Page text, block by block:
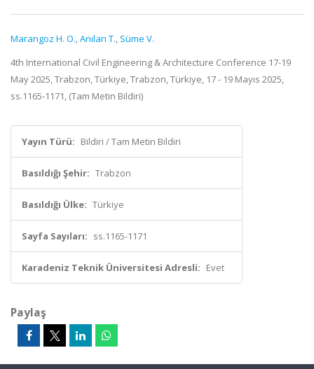
Marangoz H. O.,Anılan T., Süme V.
4th International Civil Engineering & Architecture Conference 17-19
May 2025, Trabzon, Türkiye, Trabzon, Türkiye, 17 - 19 Mayıs 2025,
ss.1165-1171, (Tam Metin Bildiri)
Yayın Türü: Bildiri / Tam Metin Bildiri
Basıldığı Şehir: Trabzon
Basıldığı Ülke: Türkiye
Sayfa Sayıları: ss.1165-1171
Karadeniz Teknik Üniversitesi Adresli: Evet
Paylaş